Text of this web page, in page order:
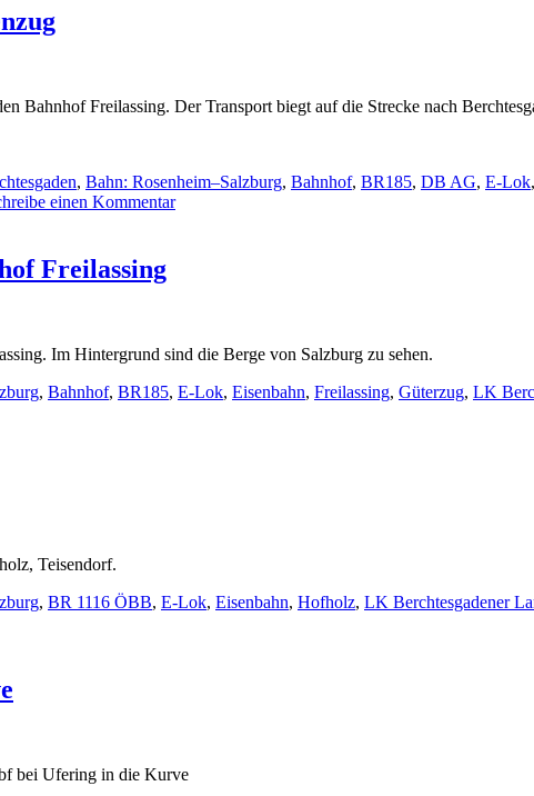
Bahnhof Freilassing. Der Transport biegt auf die Strecke nach
, Bahn: Rosenheim–Salzburg, Bahnhof, BR185, DB AG, E-Lok,
einen Kommentarzu
Freilassing
Im Hintergrund sind die Berge von Salzburg zu sehen.
, Bahnhof, BR185, E-Lok, Eisenbahn, Freilassing, Güterzug, LK
Teisendorf.
, BR 1116 ÖBB, E-Lok, Eisenbahn, Hofholz, LK Berchtesgadener
bei Ufering in die Kurve